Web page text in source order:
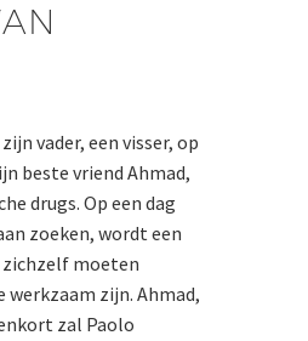
vader, een visser, op
beste vriend Ahmad,
drugs. Op een dag
zoeken, wordt een
zichzelf moeten
zijn. Ahmad,
zal Paolo